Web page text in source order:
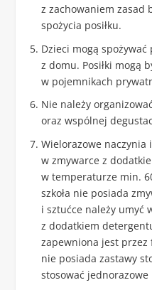
z zachowaniem zasad
spożycia posiłku.
Dzieci mogą
z domu. Posiłki mogą
w pojemnikach
Nie należy
oraz wspólnej
Wielorazowe naczynia
w zmywarce z
w temperaturze min.
szkoła nie posiada
i sztućce należy umyć
z dodatkiem
zapewniona jest przez
nie posiada zastawy
stosować